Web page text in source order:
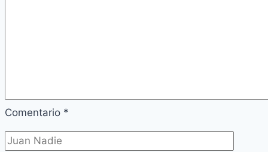
Comentario *